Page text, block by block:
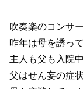
吹奏楽のコンサ
昨年は母を誘っ
主人も父も入院
父はせん妄の症